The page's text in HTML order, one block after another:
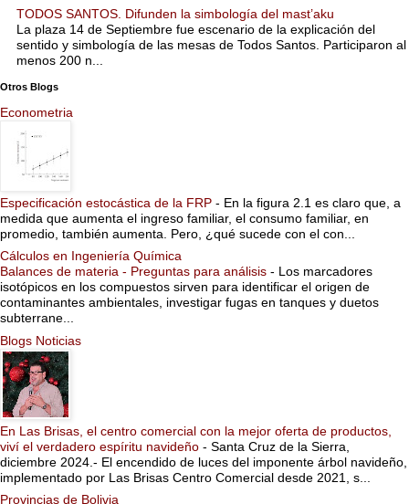
TODOS SANTOS. Difunden la simbología del mast’aku
La plaza 14 de Septiembre fue escenario de la explicación del
sentido y simbología de las mesas de Todos Santos. Participaron al
menos 200 n...
Otros Blogs
Econometria
Especificación estocástica de la FRP - En la figura 2.1 es claro que, a
medida que aumenta el ingreso familiar, el consumo familiar, en
promedio, también aumenta. Pero, ¿qué sucede con el con...
Cálculos en Ingeniería Química
Balances de materia - Preguntas para análisis - Los marcadores
isotópicos en los compuestos sirven para identificar el origen de
contaminantes ambientales, investigar fugas en tanques y duetos
subterrane...
Blogs Noticias
En Las Brisas, el centro comercial con la mejor oferta de productos,
viví el verdadero espíritu navideño - Santa Cruz de la Sierra,
diciembre 2024.- El encendido de luces del imponente árbol navideño,
implementado por Las Brisas Centro Comercial desde 2021, s...
Provincias de Bolivia